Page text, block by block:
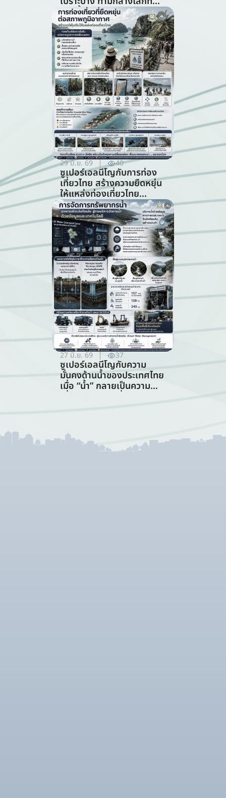
ร้อนขึ้น (สาขาสาธารณสุข)
29 มิ.ย. 69 40
ซูเปอร์เอลนีโญกับการท่อง
เที่ยวไทย สร้างความยืดหยุ่น
ให้แหล่งท่องเที่ยวไทย
ท่ามกลางความท้าทายจาก
สภาพภูมิอากาศ (สาขาการ
ท่องเที่ยว)
27 มิ.ย. 69 37
ซูเปอร์เอลนีโญกับความ
มั่นคงด้านน้ำของประเทศไทย
เมื่อ “น้ำ” กลายเป็นความ